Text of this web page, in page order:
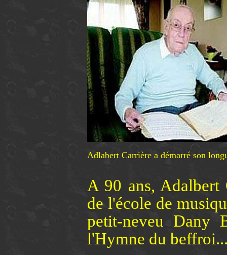
Adlabert Carrière a démarré son
A 90 ans, Adalbert
de l'école de
petit-neveu Dany
l'Hymne du